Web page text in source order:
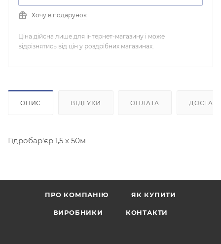
Хочу в подарунок
Ціна дійсна лише для інтернет-магазину і може
відрізнятись від цін у роздрібних магазинах.
ОПИС ВІДГУКИ ОПЛАТА
Гідробар'єр 1,5 х 50м
ПРО КОМПАНІЮ ЯК КУПИТИ
ВИРОБНИКИ КОНТАКТИ